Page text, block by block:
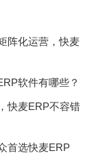
阵化运营，快麦
软件有哪些？
快麦ERP不容错
首选快麦ERP